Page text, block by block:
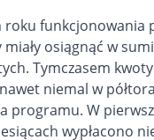
roku funkcjonowania
miały osiągnąć w
Tymczasem
niemal w
programu. W
wypłacono